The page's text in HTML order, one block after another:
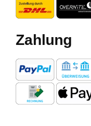
Zahlung